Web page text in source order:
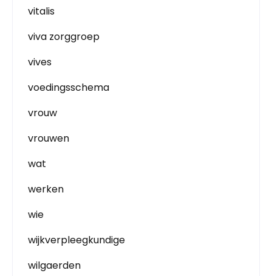
vitalis
viva zorggroep
vives
voedingsschema
vrouw
vrouwen
wat
werken
wie
wijkverpleegkundige
wilgaerden